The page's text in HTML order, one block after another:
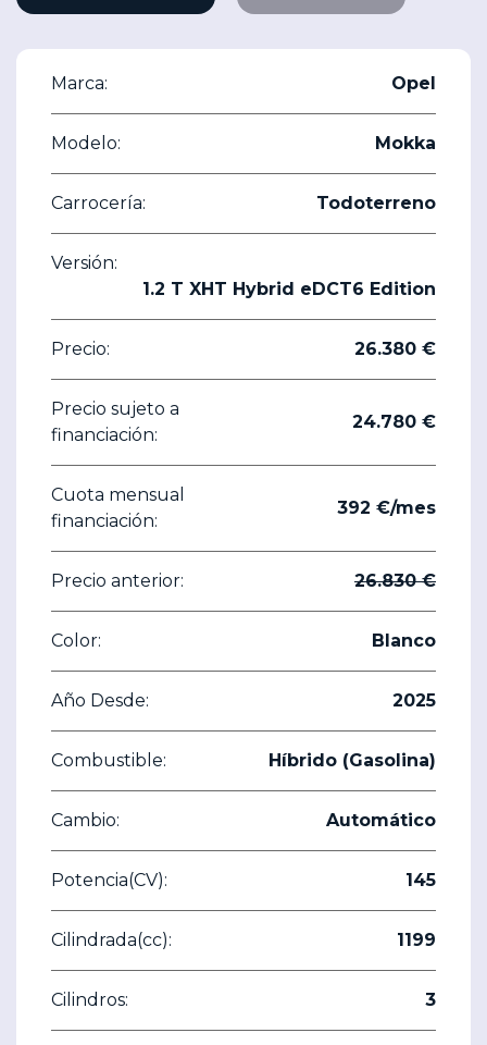
Marca: Opel
Modelo: Mokka
Carrocería: Todoterreno
Versión:
1.2 T XHT Hybrid eDCT6 Edition
Precio: 26.380 €
Precio sujeto a
financiación:
24.780 €
Cuota mensual
financiación:
392 €/mes
Precio anterior: 26.830 €
Color: Blanco
Año Desde: 2025
Combustible: Híbrido (Gasolina)
Cambio: Automático
Potencia(CV): 145
Cilindrada(cc): 1199
Cilindros: 3